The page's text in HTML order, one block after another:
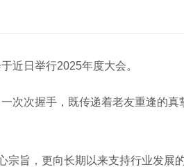
近日举行2025年度大会。
次次握手，既传递着老友重逢的真
旨，更向长期以来支持行业发展